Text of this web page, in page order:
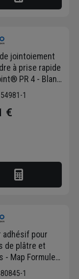
jointoiement
à prise rapide
PR 4 - Blanc
25 kg
1
€
adhésif pour
de plâtre et
- Map Formule+
KG
1